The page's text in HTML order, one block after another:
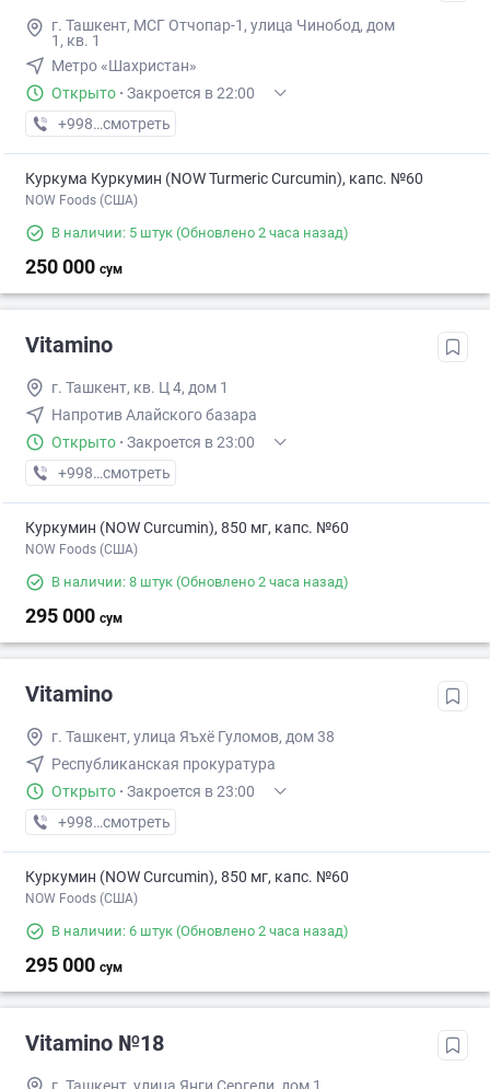
г. Ташкент, МСГ Отчопар-1, улица Чинобод, дом
1, кв. 1
Метро «Шахристан»
Открыто · Закроется в 22:00
+998 (94) XXX-XX-XX
смотреть
Куркума Куркумин (NOW Turmeric Curcumin), капс. №60
NOW Foods (США)
В наличии: 5 штук (Обновлено 2 часа назад)
250 000 сум
Vitamino
г. Ташкент, кв. Ц 4, дом 1
Напротив Алайского базара
Открыто · Закроется в 23:00
+998 (77) XXX-XX-XX
смотреть
Куркумин (NOW Curcumin), 850 мг, капс. №60
NOW Foods (США)
В наличии: 8 штук (Обновлено 2 часа назад)
295 000 сум
Vitamino
г. Ташкент, улица Яъхё Гуломов, дом 38
Республиканская прокуратура
Открыто · Закроется в 23:00
+998 (99) XXX-XX-XX
смотреть
Куркумин (NOW Curcumin), 850 мг, капс. №60
NOW Foods (США)
В наличии: 6 штук (Обновлено 2 часа назад)
295 000 сум
Vitamino №18